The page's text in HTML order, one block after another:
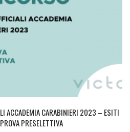
ACCADEMIA CARABINIERI 2023 – ESITI
PRESELETTIVA